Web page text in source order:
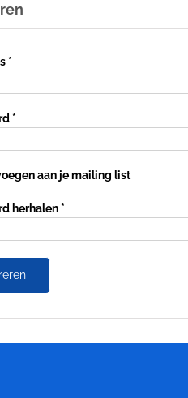
*
*
aan je mailing list
herhalen *